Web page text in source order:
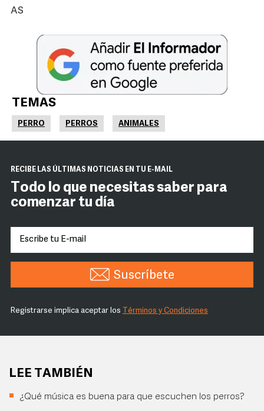
AS
TEMAS
PERRO PERROS ANIMALES
RECIBE LAS ÚLTIMAS NOTICIAS EN TU E-MAIL
Todo lo que necesitas saber para
comenzar tu día
Suscríbete
Registrarse implica aceptar los Términos y Condiciones
LEE TAMBIÉN
¿Qué música es buena para que escuchen los perros?